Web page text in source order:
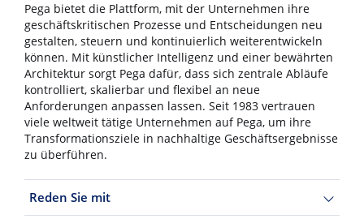
Pega bietet die Plattform, mit der Unternehmen ihre
geschäftskritischen Prozesse und Entscheidungen neu
gestalten, steuern und kontinuierlich weiterentwickeln
können. Mit künstlicher Intelligenz und einer bewährten
Architektur sorgt Pega dafür, dass sich zentrale Abläufe
kontrolliert, skalierbar und flexibel an neue
Anforderungen anpassen lassen. Seit 1983 vertrauen
viele weltweit tätige Unternehmen auf Pega, um ihre
Transformationsziele in nachhaltige Geschäftsergebnisse
zu überführen.
Reden Sie mit